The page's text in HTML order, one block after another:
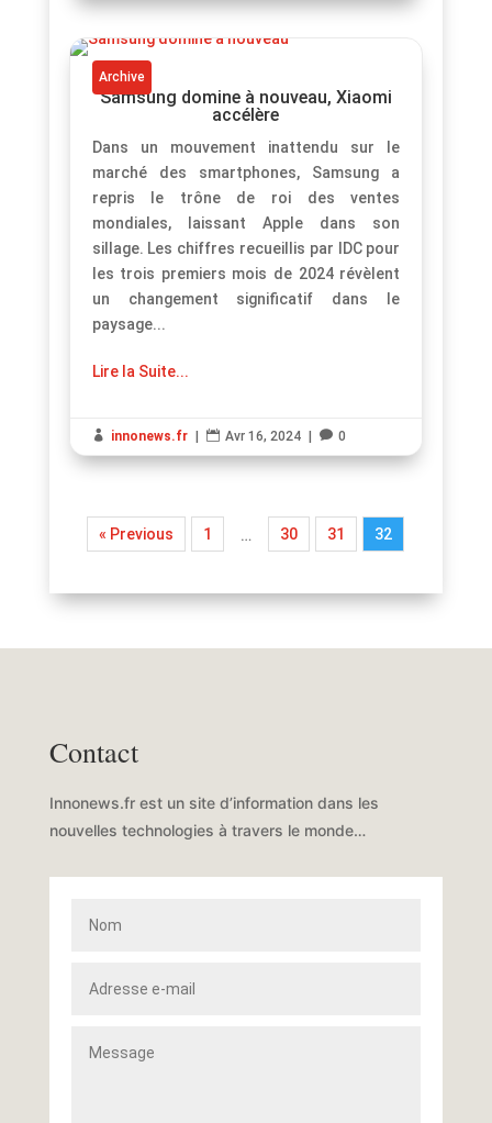
Archive
Samsung domine à nouveau, Xiaomi
accélère
Dans un mouvement inattendu sur le
marché des smartphones, Samsung a
repris le trône de roi des ventes
mondiales, laissant Apple dans son
sillage. Les chiffres recueillis par IDC pour
les trois premiers mois de 2024 révèlent
un changement significatif dans le
paysage...
Lire la Suite...
 innonews.fr  Avr 16, 2024  0
« Previous 1 … 30 31 32
Contact
Innonews.fr est un site d’information dans les
nouvelles technologies à travers le monde…